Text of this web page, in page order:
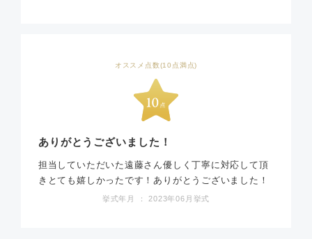
オススメ点数(10点満点)
ありがとうございました！
担当していただいた遠藤さん優しく丁寧に対応して頂
きとても嬉しかったです！ありがとうございました！
挙式年月 ： 2023年06月挙式